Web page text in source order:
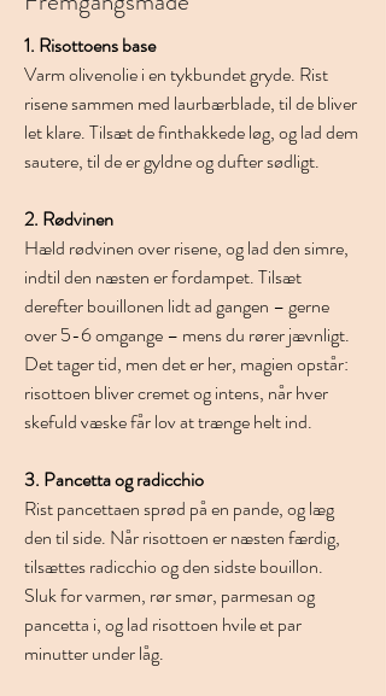
1. Risottoens base
Varm olivenolie i en tykbundet gryde. Rist
risene sammen med laurbærblade, til de bliver
let klare. Tilsæt de finthakkede løg, og lad dem
sautere, til de er gyldne og dufter sødligt.
2. Rødvinen
Hæld rødvinen over risene, og lad den simre,
indtil den næsten er fordampet. Tilsæt
derefter bouillonen lidt ad gangen – gerne
over 5-6 omgange – mens du rører jævnligt.
Det tager tid, men det er her, magien opstår:
risottoen bliver cremet og intens, når hver
skefuld væske får lov at trænge helt ind.
3. Pancetta og radicchio
Rist pancettaen sprød på en pande, og læg
den til side. Når risottoen er næsten færdig,
tilsættes radicchio og den sidste bouillon.
Sluk for varmen, rør smør, parmesan og
pancetta i, og lad risottoen hvile et par
minutter under låg.